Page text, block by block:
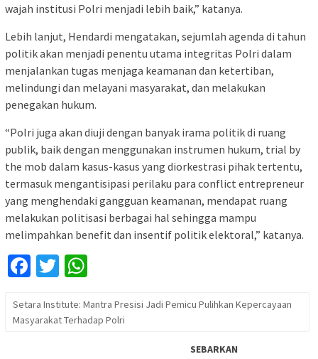
wajah institusi Polri menjadi lebih baik,” katanya.
Lebih lanjut, Hendardi mengatakan, sejumlah agenda di tahun
politik akan menjadi penentu utama integritas Polri dalam
menjalankan tugas menjaga keamanan dan ketertiban,
melindungi dan melayani masyarakat, dan melakukan
penegakan hukum.
“Polri juga akan diuji dengan banyak irama politik di ruang
publik, baik dengan menggunakan instrumen hukum, trial by
the mob dalam kasus-kasus yang diorkestrasi pihak tertentu,
termasuk mengantisipasi perilaku para conflict entrepreneur
yang menghendaki gangguan keamanan, mendapat ruang
melakukan politisasi berbagai hal sehingga mampu
melimpahkan benefit dan insentif politik elektoral,” katanya.
Facebook
Twitter
Setara Institute: Mantra Presisi Jadi Pemicu Pulihkan Kepercayaan
Masyarakat Terhadap Polri
SEBARKAN